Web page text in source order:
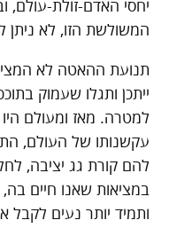
יחסי האדם-זולת-עולם,
המשולשת הזו, לא ניתן
תנועת ההאטה לא
ייתכן ותגלו שעמוק
למטרה. מאז ומעולם
עקשנותו של העולם,
להם קורת גג יציבה,
במציאות שאנו חיים
ותמיד יותר נעים